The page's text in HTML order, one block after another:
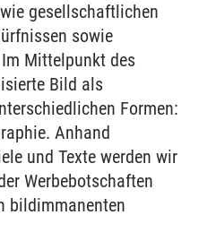
gesellschaftlichen
sowie
Mittelpunkt des
Bild als
Formen:
Anhand
und Texte werden wir
Werbebotschaften
bildimmanenten